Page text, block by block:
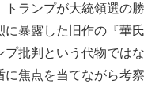
ランプが大統領選の
暴露した旧作の『華
批判という代物では
焦点を当てながら考